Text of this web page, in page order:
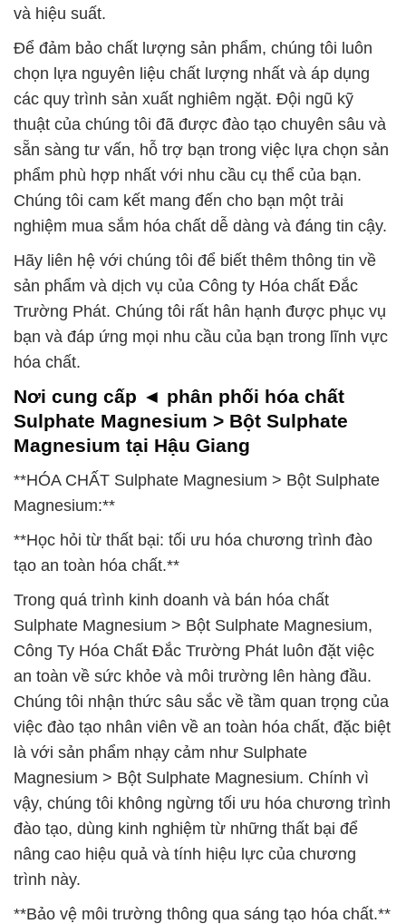
và hiệu suất.
Để đảm bảo chất lượng sản phẩm, chúng tôi luôn
chọn lựa nguyên liệu chất lượng nhất và áp dụng
các quy trình sản xuất nghiêm ngặt. Đội ngũ kỹ
thuật của chúng tôi đã được đào tạo chuyên sâu và
sẵn sàng tư vấn, hỗ trợ bạn trong việc lựa chọn sản
phẩm phù hợp nhất với nhu cầu cụ thể của bạn.
Chúng tôi cam kết mang đến cho bạn một trải
nghiệm mua sắm hóa chất dễ dàng và đáng tin cậy.
Hãy liên hệ với chúng tôi để biết thêm thông tin về
sản phẩm và dịch vụ của Công ty Hóa chất Đắc
Trường Phát. Chúng tôi rất hân hạnh được phục vụ
bạn và đáp ứng mọi nhu cầu của bạn trong lĩnh vực
hóa chất.
Nơi cung cấp ◄ phân phối hóa chất
Sulphate Magnesium > Bột Sulphate
Magnesium tại Hậu Giang
**HÓA CHẤT Sulphate Magnesium > Bột Sulphate
Magnesium:**
**Học hỏi từ thất bại: tối ưu hóa chương trình đào
tạo an toàn hóa chất.**
Trong quá trình kinh doanh và bán hóa chất
Sulphate Magnesium > Bột Sulphate Magnesium,
Công Ty Hóa Chất Đắc Trường Phát luôn đặt việc
an toàn về sức khỏe và môi trường lên hàng đầu.
Chúng tôi nhận thức sâu sắc về tầm quan trọng của
việc đào tạo nhân viên về an toàn hóa chất, đặc biệt
là với sản phẩm nhạy cảm như Sulphate
Magnesium > Bột Sulphate Magnesium. Chính vì
vậy, chúng tôi không ngừng tối ưu hóa chương trình
đào tạo, dùng kinh nghiệm từ những thất bại để
nâng cao hiệu quả và tính hiệu lực của chương
trình này.
**Bảo vệ môi trường thông qua sáng tạo hóa chất.**